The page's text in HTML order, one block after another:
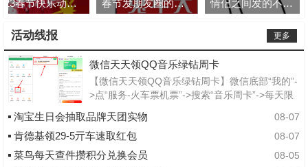
2023春节快乐动态gif表情 春节发朋友圈的九宫格图片= 情侣之间发的不正经表情
更多
活动线报
微信天天领QQ音乐绿钻周卡
【微信天天领QQ音乐绿钻周卡】微信底部“我的”-
>点“服务-火车票机票”->搜索“音乐周卡”->每天限
————再搜“秋日奶...
08-07
淘宝生日会抽取品牌天团实物
08-07
肯德基领29-5亓车速取红包
08-05
菜鸟每天查件攒积分兑换会员